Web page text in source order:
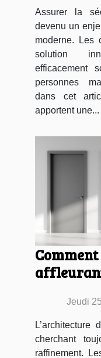
Assurer la
devenu un
moderne. Les
solution
efficacement
personnes
dans cet
apportent une...
Jeudi
L’architecture
cherchant
raffinement.